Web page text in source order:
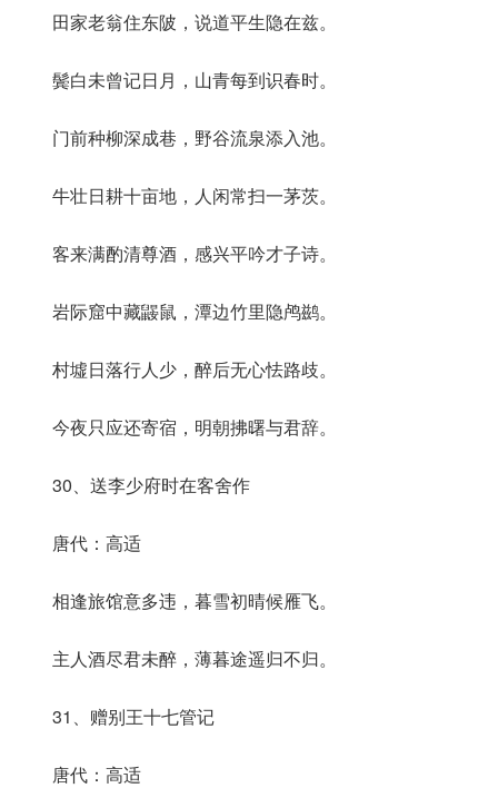
田家老翁住东陂，说道平生隐在兹。
鬓白未曾记日月，山青每到识春时。
门前种柳深成巷，野谷流泉添入池。
牛壮日耕十亩地，人闲常扫一茅茨。
客来满酌清尊酒，感兴平吟才子诗。
岩际窟中藏鼹鼠，潭边竹里隐鸬鹚。
村墟日落行人少，醉后无心怯路歧。
今夜只应还寄宿，明朝拂曙与君辞。
30、送李少府时在客舍作
唐代：高适
相逢旅馆意多违，暮雪初晴候雁飞。
主人酒尽君未醉，薄暮途遥归不归。
31、赠别王十七管记
唐代：高适